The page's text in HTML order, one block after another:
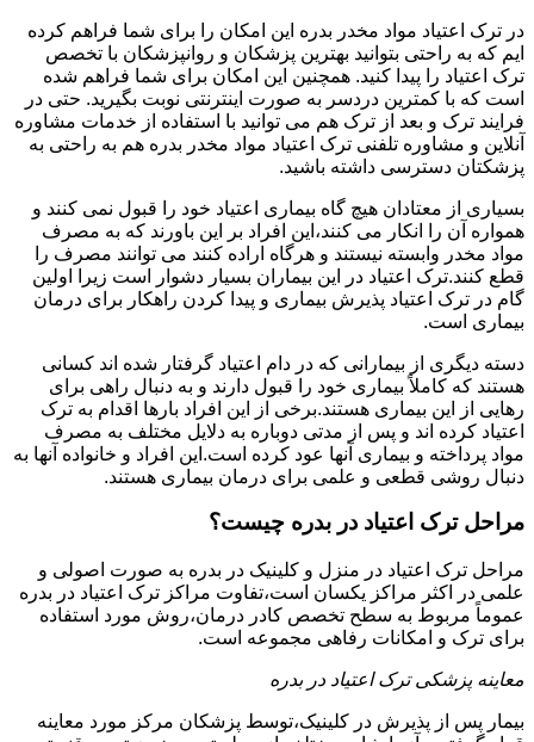
در ترک اعتیاد مواد مخدر بدره این امکان را برای شما فراهم کرده
ایم که به راحتی بتوانید بهترین پزشکان و روانپزشکان با تخصص
ترک اعتیاد را پیدا کنید. همچنین این امکان برای شما فراهم شده
است که با کمترین دردسر به صورت اینترنتی نوبت بگیرید. حتی در
فرایند ترک و بعد از ترک هم می توانید با استفاده از خدمات مشاوره
آنلاین و مشاوره تلفنی ترک اعتیاد مواد مخدر بدره هم به راحتی به
پزشکتان دسترسی داشته باشید.
بسیاری از معتادان هیچ گاه بیماری اعتیاد خود را قبول نمی کنند و
همواره آن را انکار می کنند،این افراد بر این باورند که به مصرف
مواد مخدر وابسته نیستند و هرگاه اراده کنند می توانند مصرف را
قطع کنند.ترک اعتیاد در این بیماران بسیار دشوار است زیرا اولین
گام در ترک اعتیاد پذیرش بیماری و پیدا کردن راهکار برای درمان
بیماری است.
دسته دیگری از بیمارانی که در دام اعتیاد گرفتار شده اند کسانی
هستند که کاملاً بیماری خود را قبول دارند و به دنبال راهی برای
رهایی از این بیماری هستند.برخی از این افراد بارها اقدام به ترک
اعتیاد کرده اند و پس از مدتی دوباره به دلایل مختلف به مصرف
مواد پرداخته و بیماری آنها عود کرده است.این افراد و خانواده آنها به
دنبال روشی قطعی و علمی برای درمان بیماری هستند.
مراحل ترک اعتیاد در بدره چیست؟
مراحل ترک اعتیاد در منزل و کلینیک در بدره به صورت اصولی و
علمی در اکثر مراکز یکسان است،تفاوت مراکز ترک اعتیاد در بدره
عموماً مربوط به سطح تخصص کادر درمان،روش مورد استفاده
برای ترک و امکانات رفاهی مجموعه است.
معاینه پزشکی ترک اعتیاد در بدره
بیمار پس از پذیرش در کلینیک،توسط پزشکان مرکز مورد معاینه